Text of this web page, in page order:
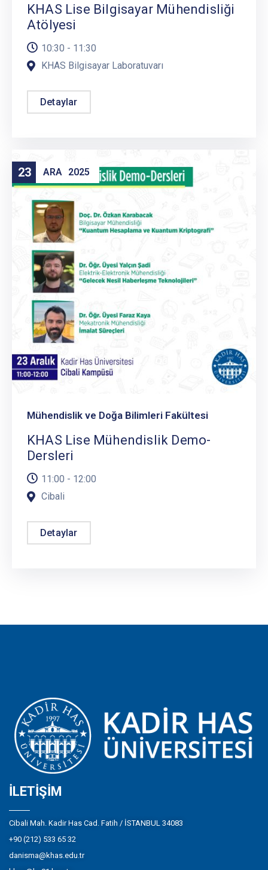
KHAS Lise Bilgisayar Mühendisliği
Atölyesi
10:30 - 11:30
KHAS Bilgisayar Laboratuvarı
Detaylar
23 ARA 2025
Mühendislik ve Doğa Bilimleri Fakültesi
KHAS Lise Mühendislik Demo-
Dersleri
11:00 - 12:00
Cibali
Detaylar
İLETIŞIM
Cibali Mah. Kadir Has Cad. Fatih / İSTANBUL 34083
+90 (212) 533 65 32
danisma@khas.edu.tr